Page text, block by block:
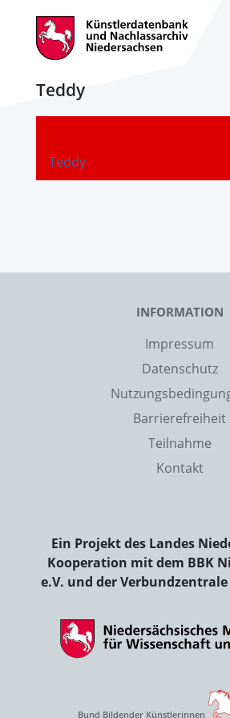
Teddy
Teddy
INFORMATION
Impressum
Datenschutz
Barrierefreiheit
Teilnahme
Kontakt
Ein Projekt des Landes
Kooperation mit dem BBK
e.V. und der Verbundzentrale
Bund Bildender Künstlerinnen